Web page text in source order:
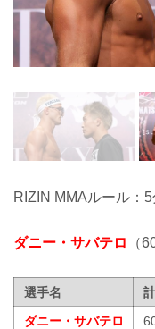
RIZIN MMAルール：
ダニー・サバテロ （
選手名
ダニー・サバテロ